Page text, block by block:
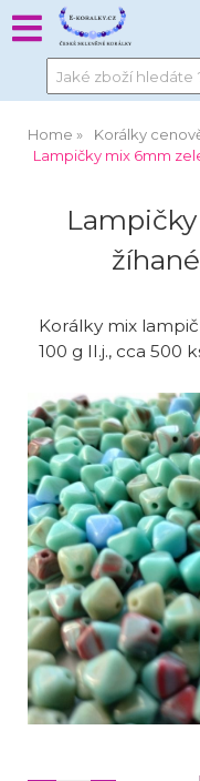
Home Korálky
Lampičky mix 6mm
Korálky mix
100 g II.j., cca 500